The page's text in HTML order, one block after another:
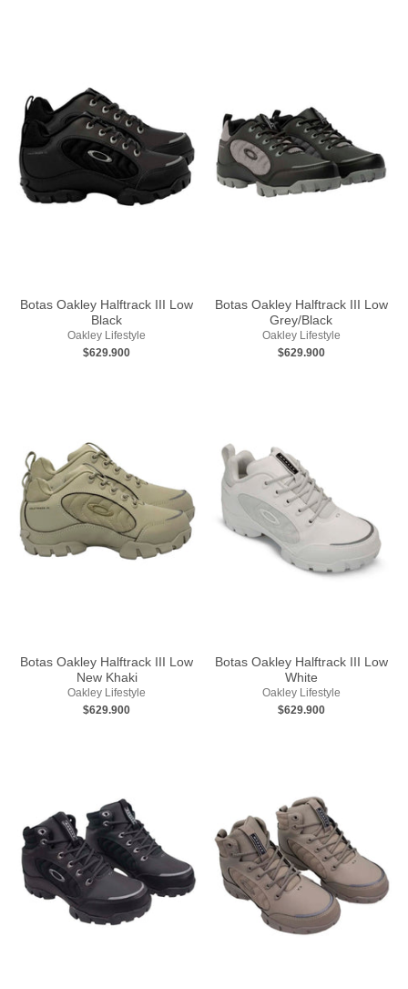
Botas Oakley Halftrack III Low
Black
Oakley Lifestyle
$629.900
Botas Oakley Halftrack III Low
Grey/Black
Oakley Lifestyle
$629.900
Botas Oakley Halftrack III Low
New Khaki
Oakley Lifestyle
$629.900
Botas Oakley Halftrack III Low
White
Oakley Lifestyle
$629.900